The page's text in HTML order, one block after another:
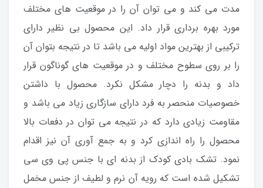
مدت می کند و می توان آن را در موقعیت های مختلف
مورد بهره برداری قرار داد. این محصول بی نظیر دارای
ترکیبی از بهترین مواد اولیه می باشد تا در نتیجه بتوان آن
را بر روی سطوح مختلف و در موقعیت های گوناگون قرار
داد و بدنه را دچار مشکل نکرد. محصول با داشتن
خصوصیات منحصر به فرد دارای سازگاری زیاد می باشد و
مقاومت زیادی دارد که در نتیجه می توان در دفعات بالا
محصول را راه اندازی کرد و به جمع آوری آن نیز اقدام
نمود. تشک بادی کودک از بدنه ای با جنس پی وی سی
تشکیل شده است که رویه آن نرم و لطیف از جنس مخمل